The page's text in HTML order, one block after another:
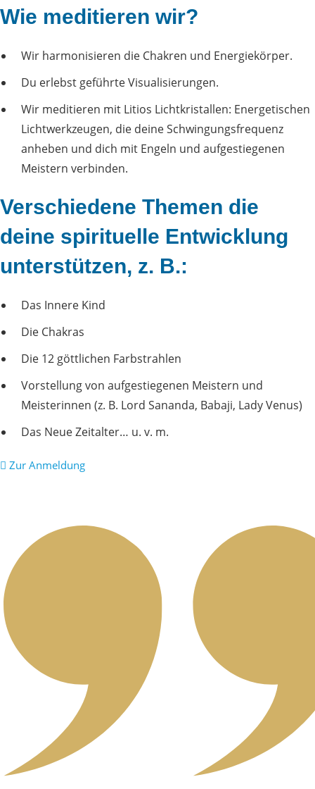
Wie meditieren wir?
Wir harmonisieren die Chakren und Energiekörper.
Du erlebst geführte Visualisierungen.
Wir meditieren mit Litios Lichtkristallen: Energetischen
Lichtwerkzeugen, die deine Schwingungsfrequenz
anheben und dich mit Engeln und aufgestiegenen
Meistern verbinden.
Verschiedene Themen die
deine spirituelle Entwicklung
unterstützen, z. B.:
Das Innere Kind
Die Chakras
Die 12 göttlichen Farbstrahlen
Vorstellung von aufgestiegenen Meistern und
Meisterinnen (z. B. Lord Sananda, Babaji, Lady Venus)
Das Neue Zeitalter… u. v. m.
Zur Anmeldung